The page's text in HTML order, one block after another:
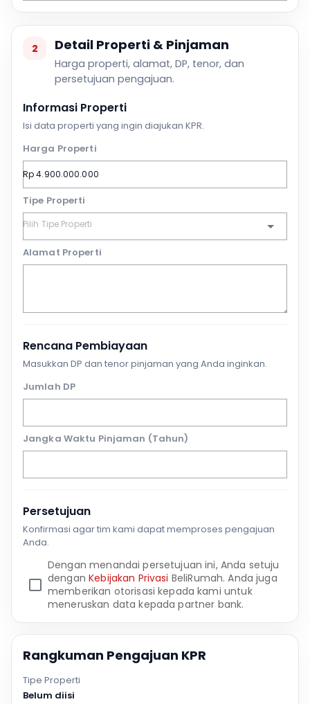
2 Detail Properti & Pinjaman
Harga properti, alamat, DP, tenor, dan
persetujuan pengajuan.
Informasi Properti
Isi data properti yang ingin diajukan KPR.
Harga Properti
Tipe Properti
Alamat Properti
Rencana Pembiayaan
Masukkan DP dan tenor pinjaman yang Anda inginkan.
Jumlah DP
Jangka Waktu Pinjaman (Tahun)
Persetujuan
Konfirmasi agar tim kami dapat memproses pengajuan
Anda.
Dengan menandai persetujuan ini, Anda setuju
denganKebijakan Privasi BeliRumah. Anda juga
memberikan otorisasi kepada kami untuk
meneruskan data kepada partner bank.
Rangkuman Pengajuan KPR
Tipe Properti
Belum diisi